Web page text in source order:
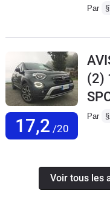
Par
17,2 /20
(2)
Par
Voir tous les